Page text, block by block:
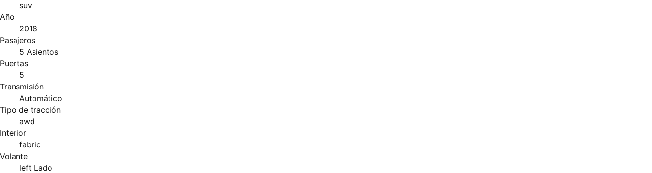
suv
Año
2018
Pasajeros
5 Asientos
Puertas
5
Transmisión
Automático
Tipo de tracción
awd
Interior
fabric
Volante
left Lado